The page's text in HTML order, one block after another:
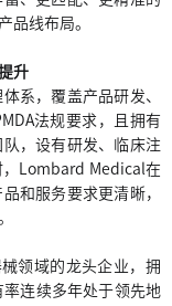
品线布局。
升
系，覆盖产品研发、
法规要求，且拥有
，设有研发、临床注
，Lombard Medical在
和服务要求更清晰，
领域的龙头企业，拥
连续多年处于领先地